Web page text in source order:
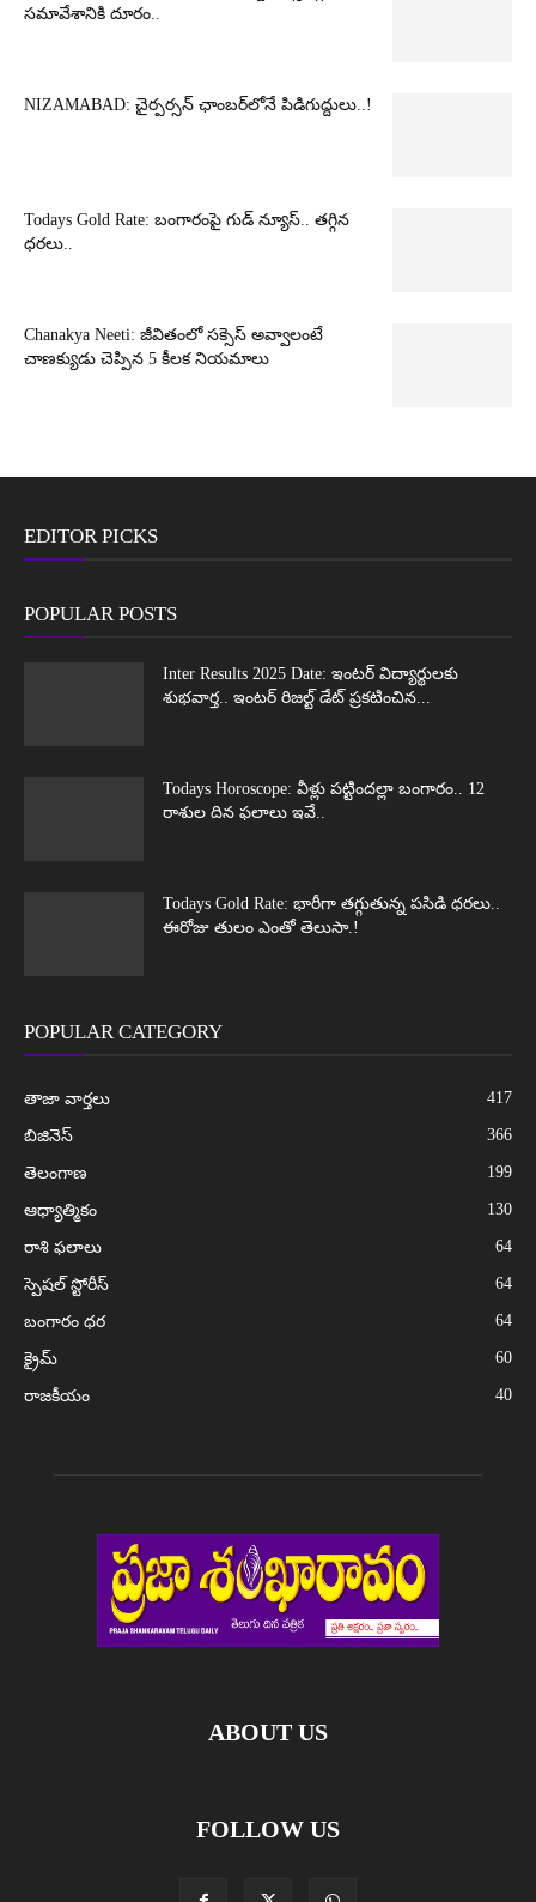
సమావేశానికి దూరం..
NIZAMABAD: చైర్పర్సన్ ఛాంబర్‌లోనే పిడిగుద్దులు..!
Todays Gold Rate: బంగారంపై గుడ్ న్యూస్.. తగ్గిన
ధరలు..
Chanakya Neeti: జీవితంలో సక్సెస్ అవ్వాలంటే
చాణక్యుడు చెప్పిన 5 కీలక నియమాలు
EDITOR PICKS
POPULAR POSTS
Inter Results 2025 Date: ఇంటర్ విద్యార్థులకు
శుభవార్త.. ఇంటర్ రిజల్ట్ డేట్ ప్రకటించిన...
Todays Horoscope: వీళ్లు పట్టిందల్లా బంగారం.. 12
రాశుల దిన ఫలాలు ఇవే..
Todays Gold Rate: భారీగా తగ్గుతున్న పసిడి ధరలు..
ఈరోజు తులం ఎంతో తెలుసా.!
POPULAR CATEGORY
తాజా వార్తలు 417
బిజినెస్ 366
తెలంగాణ 199
ఆధ్యాత్మికం 130
రాశి ఫలాలు 64
స్పెషల్ స్టోరీస్ 64
బంగారం ధర 64
క్రైమ్ 60
రాజకీయం 40
ABOUT US
FOLLOW US